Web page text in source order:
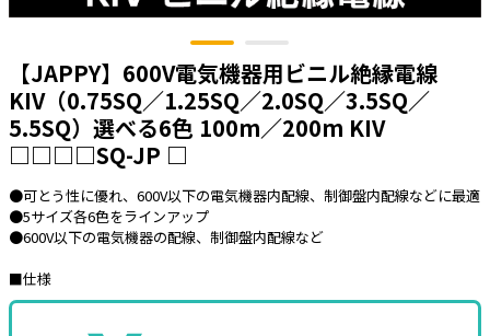
ボックス・ビニル電線管付属品・引き込
みカバー
工具関連
EV充電設備工事関連
感染症関連
その他
【JAPPY】600V電気機器用ビニル絶縁電線
KIV（0.75SQ／1.25SQ／2.0SQ／3.5SQ／
5.5SQ）選べる6色 100m／200m KIV
□□□□SQ-JP □
●可とう性に優れ、600V以下の電気機器内配線、制御盤内配線などに最適
●5サイズ各6色をラインアップ
●600V以下の電気機器の配線、制御盤内配線など
■仕様